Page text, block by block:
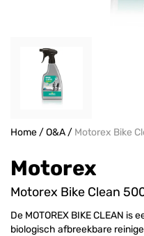
Home/O&A/ Motorex Bike
Motorex
Motorex Bike Clean
De MOTOREX BIKE CLEAN
biologisch afbreekbare